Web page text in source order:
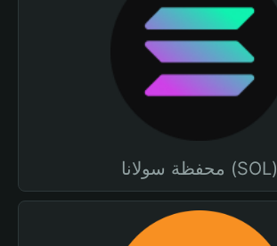
محفظة سولانا (SOL)